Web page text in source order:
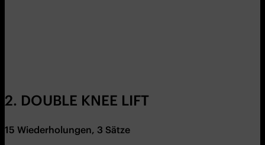
2. DOUBLE KNEE LIFT
15 Wiederholungen, 3 Sätze